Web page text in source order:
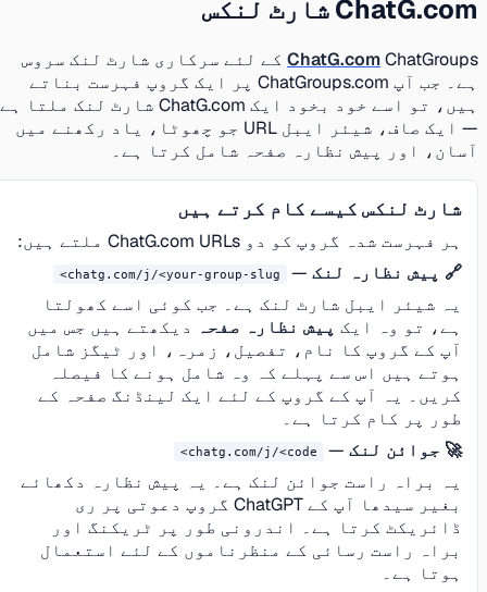
ChatG.com شارٹ لنکس
ChatG.comChatGroups کے لئے سرکاری شارٹ لنک سروس
ہے۔ جب آپ ChatGroups.com پر ایک گروپ فہرست بناتے
ہیں، تو اسے خود بخود ایک ChatG.com شارٹ لنک ملتا ہے
— ایک صاف، شیئر ایبل URL جو چھوٹا، یاد رکھنے میں
آسان، اور پیش نظارہ صفحہ شامل کرتا ہے۔
شارٹ لنکس کیسے کام کرتے ہیں
ہر فہرست شدہ گروپ کو دو ChatG.com URLs ملتے ہیں:
🔗 پیش نظارہ لنک—
chatg.com/j/<your-group-slug>
یہ شیئر ایبل شارٹ لنک ہے۔ جب کوئی اسے کھولتا
ہے، تو وہ ایکپیش نظارہ صفحہدیکھتے ہیں جس میں
آپ کے گروپ کا نام، تفصیل، زمرہ، اور ٹیگز شامل
ہوتے ہیں اس سے پہلے کہ وہ شامل ہونے کا فیصلہ
کریں۔ یہ آپ کے گروپ کے لئے ایک لینڈنگ صفحہ کے
طور پر کام کرتا ہے۔
🚀 جوائن لنک—
chatg.com/j/<code>
یہ براہ راست جوائن لنک ہے۔ یہ پیش نظارہ دکھائے
بغیر سیدھا آپ کے ChatGPT گروپ دعوتی پر ری
ڈائریکٹ کرتا ہے۔ اندرونی طور پر ٹریکنگ اور
براہ راست رسائی کے منظرناموں کے لئے استعمال
ہوتا ہے۔